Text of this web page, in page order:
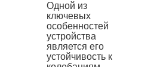
Одной из
ключевых
особенностей
устройства
является его
устойчивость к